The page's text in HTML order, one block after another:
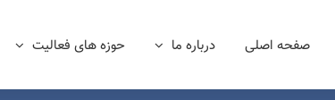
صفحه اصلی درباره ما حوزه های فعالیت